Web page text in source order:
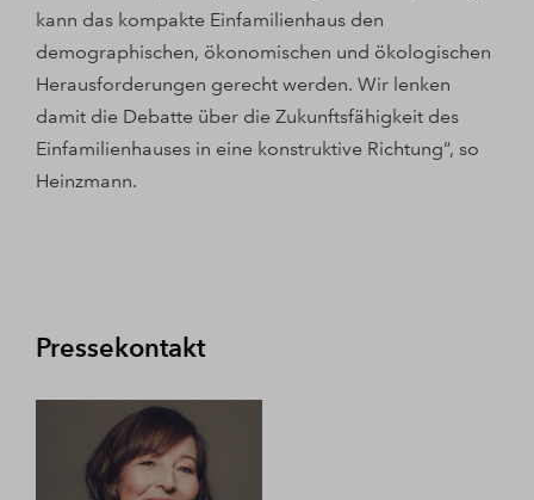
kann das kompakte Einfamilienhaus den
demographischen, ökonomischen und ökologischen
Herausforderungen gerecht werden. Wir lenken
damit die Debatte über die Zukunftsfähigkeit des
Einfamilienhauses in eine konstruktive Richtung“, so
Heinzmann.
Pressekontakt